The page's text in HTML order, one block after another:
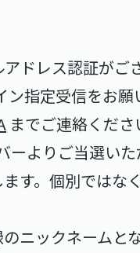
ドレス認証がご
指定受信をお願
までご連絡くださ
よりご当選い
す。個別ではな
ニックネームと